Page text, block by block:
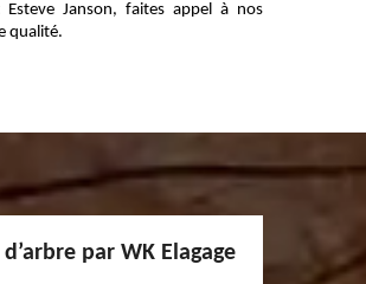
Janson, faites appel à nos
qualité.
par WK Elagage